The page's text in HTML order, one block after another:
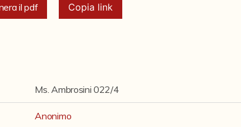
il pdf Copia link
Ms. Ambrosini 022/4
Anonimo